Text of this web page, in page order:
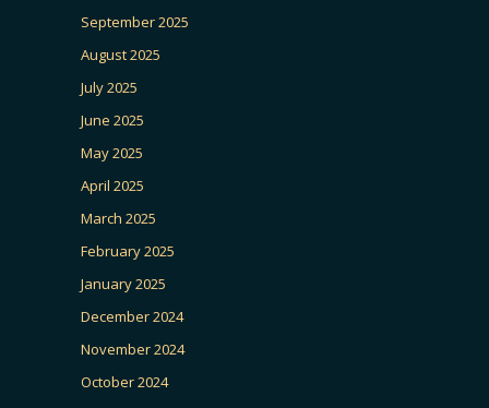
September 2025
August 2025
July 2025
June 2025
May 2025
April 2025
March 2025
February 2025
January 2025
December 2024
November 2024
October 2024